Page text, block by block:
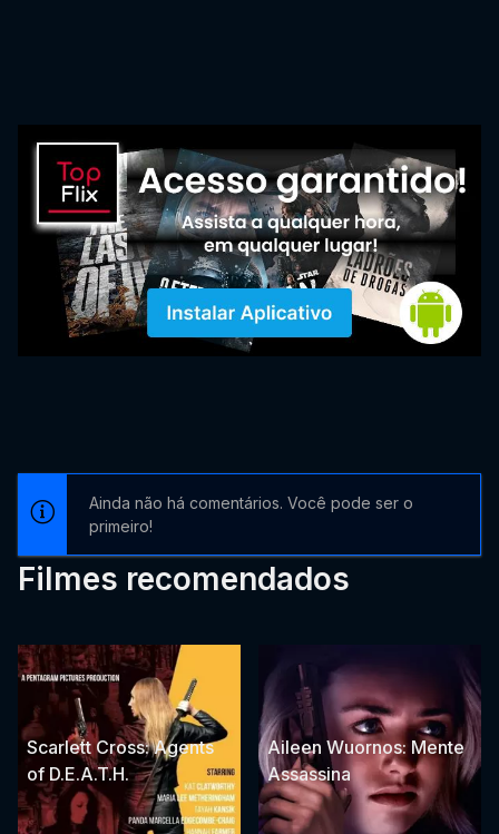
Ainda não há comentários. Você pode ser o
primeiro!
Filmes recomendados
Scarlett Cross: Agents
of D.E.A.T.H.
Aileen Wuornos: Mente
Assassina